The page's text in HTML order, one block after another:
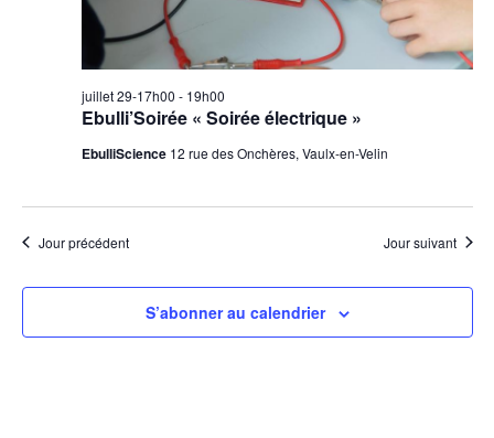
Ebulli’Soirée « Soirée électrique »
juillet 29-17h00 - 19h00
EbulliScience 12 rue des Onchères, Vaulx-en-Velin
Jour précédent Jour suivant
S’abonner au calendrier